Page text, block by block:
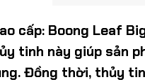
cấp: Boong Leaf
tinh này giúp sản
Đồng thời, thủy